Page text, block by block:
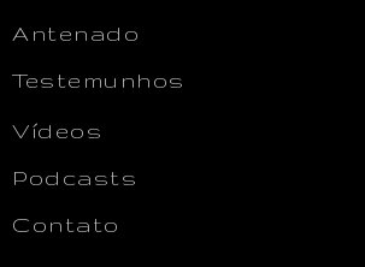
Antenado
Testemunhos
Vídeos
Podcasts
Contato